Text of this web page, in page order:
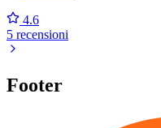
4.6
5 recensioni
Footer